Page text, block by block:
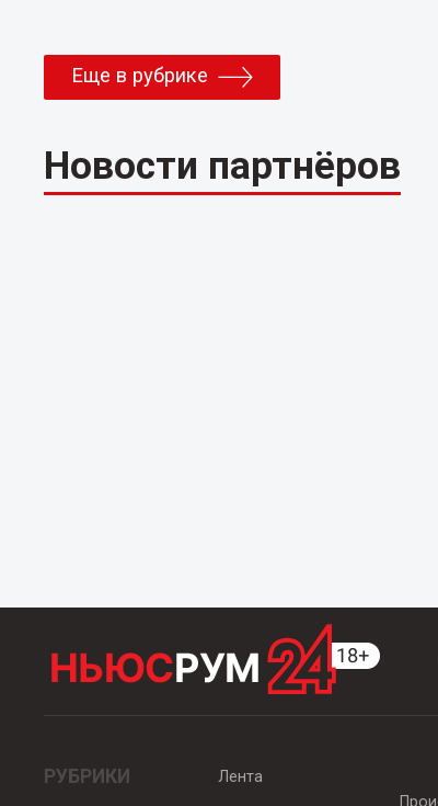
Еще в рубрике
Новости партнёров
РУБРИКИ
Лента